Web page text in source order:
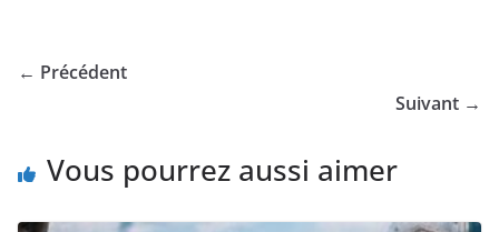
← Précédent
Suivant →
Vous pourrez aussi aimer